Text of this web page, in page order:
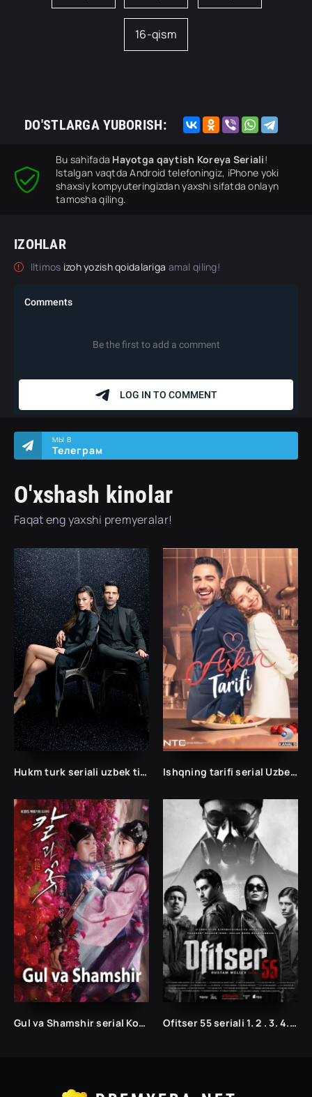
16-qism
DO'STLARGA YUBORISH:
Bu sahifada Hayotga qaytish Koreya Seriali!
Istalgan vaqtda Android telefoningiz, iPhone yoki
shaxsiy kompyuteringizdan yaxshi sifatda onlayn
tamosha qiling.
IZOHLAR
Iltimos izoh yozish qoidalariga amal qiling!
O'xshash kinolar
Faqat eng yaxshi premyeralar!
МЫ В
Телеграм
Hukm turk seriali uzbek tilida /Хукм турк сериали ўзбек тилида/ 203. 204. 205. 206. 207. 208. 209. 210. 211. 212. 213. 214. 215 barcha qismlari. Ishqning tarifi serial Uzbek tilida (2021) Barcha qismlar So'ngi To'liq
Gul va Shamshir serial Korea Barcha qismlar Uzbek tilida 2013 / Гул ва Шамшир сериал Кореа Барча қисмлар Узбек тилида 2013 Ofitser 55 seriali 1. 2 . 3. 4. 5 qism uzbek serial 2022 uzbek tilida barcha qismlar Ofitser 55 seriali uzbek tilida